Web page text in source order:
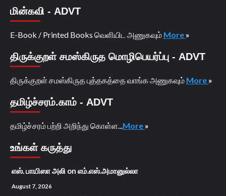
மின்கவி - ADVT
E-Book / Printed Books வெளியிட அணுகவும் More »
திருக்குறள் சமஸ்கிருத மொழிபெயர்ப்பு - ADVT
திருக்குறள் சமஸ்கிருத புத்தகத்தை வாங்க அணுகவும் More »
தமிழ்ச்சரம்.காம் - ADVT
தமிழ்ச்சரம் பற்றி அறிந்து கொள்ள... More »
உங்கள் கருத்து
எஸ். பாயிஸா அலி on எம்.எஸ்.அமானுல்லா
August 7, 2026